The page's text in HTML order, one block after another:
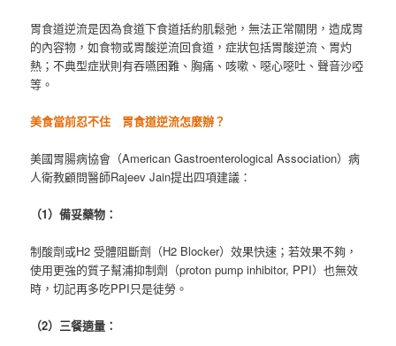
胃食道逆流是因為食道下食道括約肌鬆弛，無法正常關閉，造成胃
的內容物，如食物或胃酸逆流回食道，症狀包括胃酸逆流、胃灼
熱；不典型症狀則有吞嚥困難、胸痛、咳嗽、噁心噁吐、聲音沙啞
等。
美食當前忍不住 胃食道逆流怎麼辦？
美國胃腸病協會（American Gastroenterological Association）病
人衛教顧問醫師Rajeev Jain提出四項建議：
（1）備妥藥物：
制酸劑或H2 受體阻斷劑（H2 Blocker）效果快速；若效果不夠，
使用更強的質子幫浦抑制劑（proton pump inhibitor, PPI）也無效
時，切記再多吃PPI只是徒勞。
（2）三餐適量：